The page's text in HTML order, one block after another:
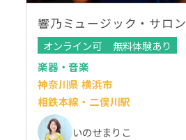
響乃ミュージック・サロン
オンライン可
無料体験あり
楽器・音楽
神奈川県 横浜市
相鉄本線・二俣川駅
いのせまりこ